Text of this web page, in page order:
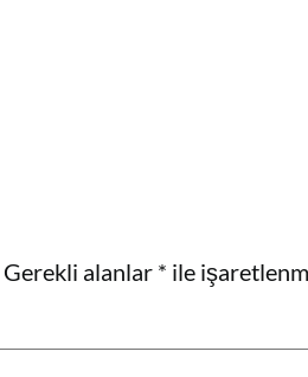
Gerekli alanlar * ile